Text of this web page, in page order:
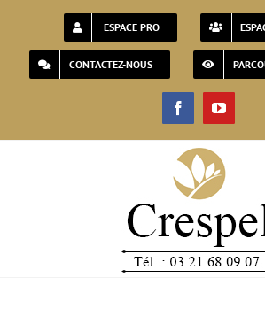
contenu
ESPACE PRO
CONTACTEZ-NOUS
FacebookYouTube